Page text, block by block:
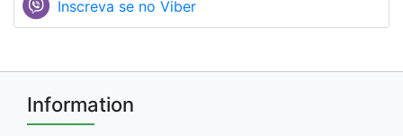
Inscreva se no Viber
Information